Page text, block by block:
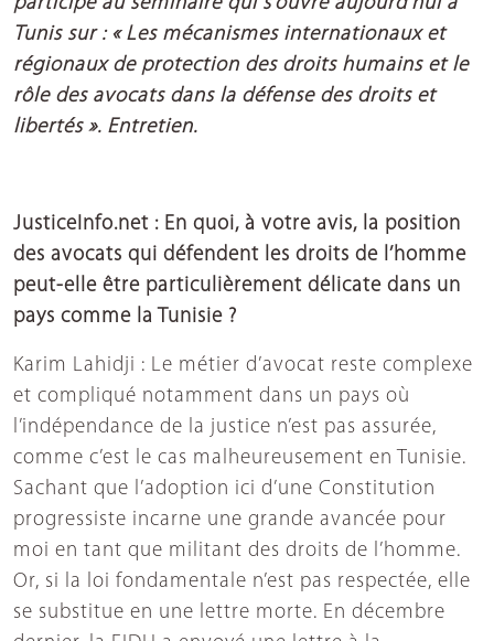
Tunis sur : « Les mécanismes internationaux et
régionaux de protection des droits humains et le
rôle des avocats dans la défense des droits et
libertés ». Entretien.
JusticeInfo.net : En quoi, à votre avis, la position
des avocats qui défendent les droits de l’homme
peut-elle être particulièrement délicate dans un
pays comme la Tunisie ?
Karim Lahidji : Le métier d’avocat reste complexe
et compliqué notamment dans un pays où
l’indépendance de la justice n’est pas assurée,
comme c’est le cas malheureusement en Tunisie.
Sachant que l’adoption ici d’une Constitution
progressiste incarne une grande avancée pour
moi en tant que militant des droits de l’homme.
Or, si la loi fondamentale n’est pas respectée, elle
se substitue en une lettre morte. En décembre